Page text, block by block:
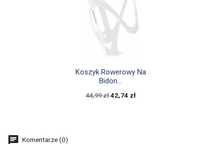
Szybki podgląd
Koszyk Rowerowy Na
Bidon...
44,99 zł 42,74 zł
Komentarze (0)